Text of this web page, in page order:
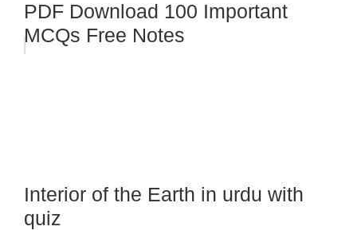
PDF Download 100 Important
MCQs Free Notes
Interior of the Earth in urdu with
quiz